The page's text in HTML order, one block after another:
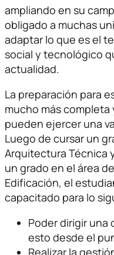
ampliando en su
obligado a muchas
adaptar lo que es el
social y tecnológico
actualidad.
La preparación para
mucho más
pueden ejercer una
Luego de cursar un
Arquitectura Técnica
un grado en el área
Edificación, el
capacitado para lo
Poder dirigir una
esto desde el
Realizar la